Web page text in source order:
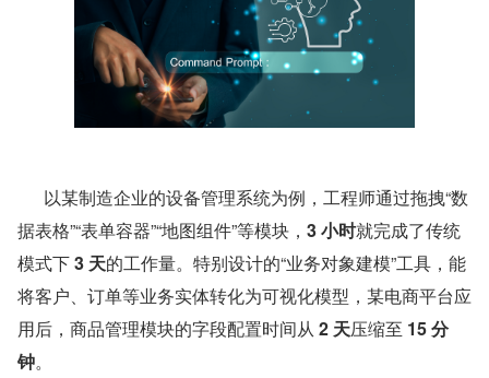
据表格”“表单容器”“地图组件”等模块， 3 小时就完成了传统
模式下 3 天的工作量。特别设计的“业务对象建模”工具，能
将客户、订单等业务实体转化为可视化模型，某电商平台应
用后，商品管理模块的字段配置时间从 2 天压缩至 15 分
钟。